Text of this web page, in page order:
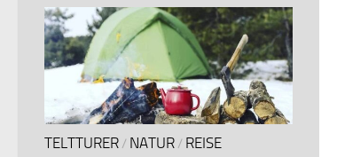
TELTTURER / NATUR / REISE